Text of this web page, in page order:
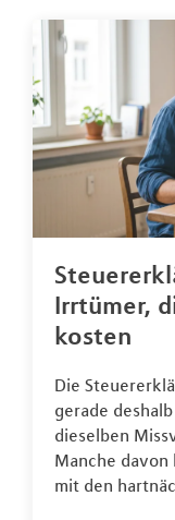
Irrtümer,
kosten
Die
gerade
dieselben
Manche davon
mit den